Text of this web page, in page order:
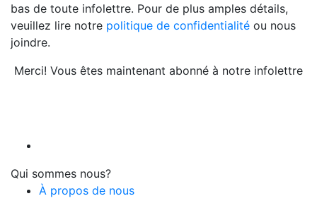
bas de toute infolettre. Pour de plus amples détails,
veuillez lire notre politique de confidentialité ou nous
joindre.
Merci! Vous êtes maintenant abonné à notre infolettre
Qui sommes nous?
À propos de nous